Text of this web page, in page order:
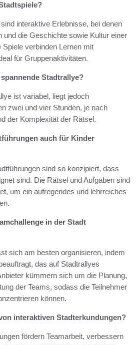
interaktive Erlebnisse, bei denen
und die Geschichte sowie Kultur einer
verbinden Lernen mit
für Gruppenaktivitäten.
Stadtrallye?
ist variabel, liegt jedoch
zwei und vier Stunden, je nach
der Komplexität der Rätsel.
auch für Kinder
sind so konzipiert, dass
sind. Die Rätsel und Aufgaben sind
um ein aufregendes und lehrreiches
in der Stadt
sich am besten organisieren, indem
das auf Stadtrallyes
kümmern sich um die Planung,
der Teams, sodass die Teilnehmer
können.
interaktiven Stadterkundungen?
fördern Teamarbeit, verbessern